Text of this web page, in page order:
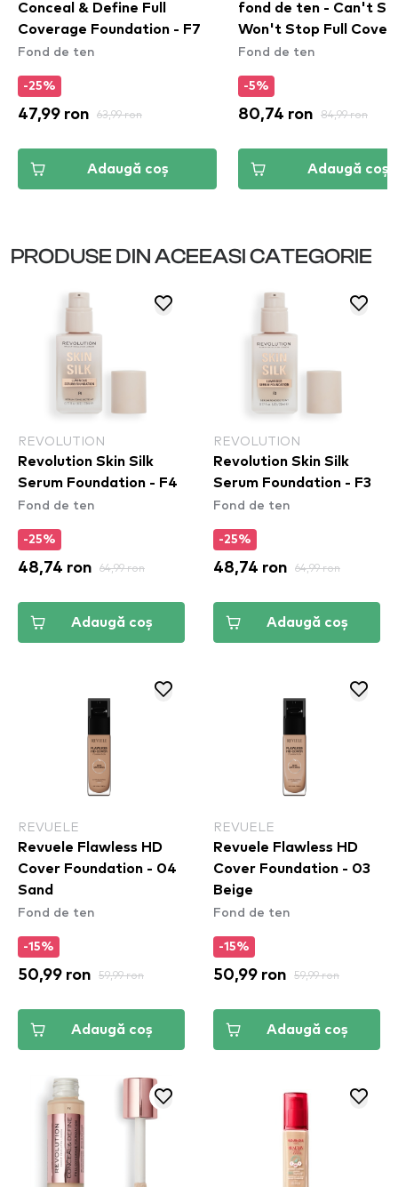
Conceal & Define Full
Coverage Foundation - F7
Fond de ten
-25%
47,99 ron 63,99 ron
Adaugă coș
fond de ten - Can't
Won't Stop Full
Foundation - True
Fond de ten
-5%
80,74 ron 84,99 ron
Adaugă coș
PRODUSE DIN ACEEASI CATEGORIE
REVOLUTION
Revolution Skin Silk
Serum Foundation - F4
Fond de ten
-25%
48,74 ron 64,99 ron
Adaugă coș
REVOLUTION
Revolution Skin Silk
Serum Foundation - F3
Fond de ten
-25%
48,74 ron 64,99 ron
Adaugă coș
REVUELE
Revuele Flawless HD
Cover Foundation - 04
Sand
Fond de ten
-15%
50,99 ron 59,99 ron
Adaugă coș
REVUELE
Revuele Flawless HD
Cover Foundation - 03
Beige
Fond de ten
-15%
50,99 ron 59,99 ron
Adaugă coș